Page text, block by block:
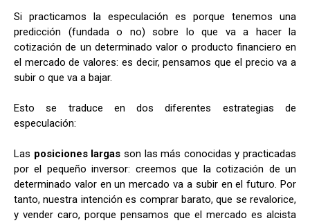
Si practicamos la especulación es porque tenemos una
predicción (fundada o no) sobre lo que va a hacer la
cotización de un determinado valor o producto financiero en
el mercado de valores: es decir, pensamos que el precio va a
subir o que va a bajar.
Esto se traduce en dos diferentes estrategias de
especulación:
Las posiciones largas son las más conocidas y practicadas
por el pequeño inversor: creemos que la cotización de un
determinado valor en un mercado va a subir en el futuro. Por
tanto, nuestra intención es comprar barato, que se revalorice,
y vender caro, porque pensamos que el mercado es alcista